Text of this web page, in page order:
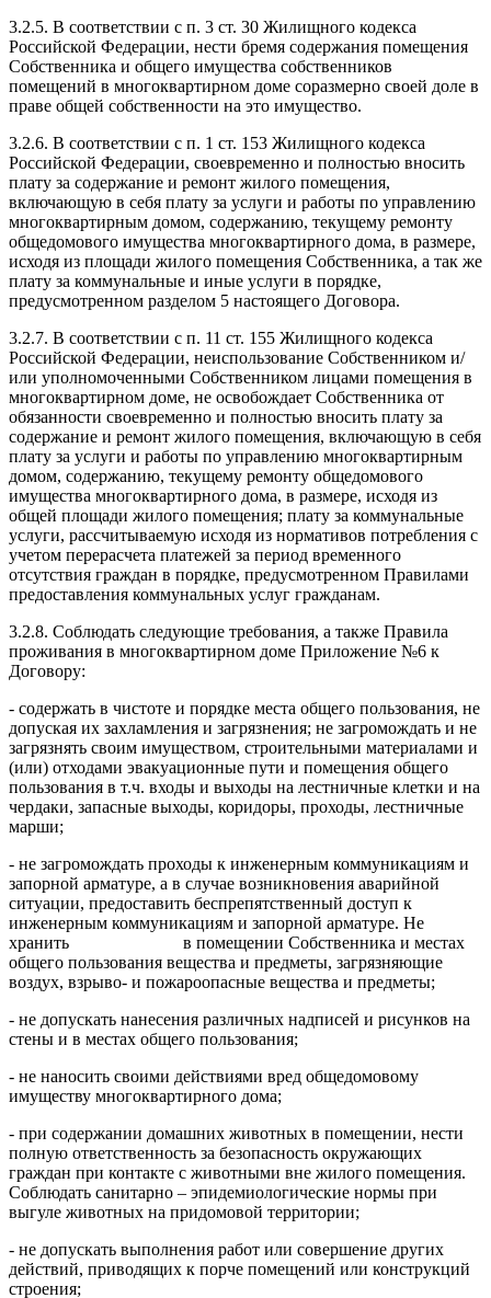
3.2.5. В соответствии с п. 3 ст. 30 Жилищного кодекса
Российской Федерации, нести бремя содержания помещения
Собственника и общего имущества собственников
помещений в многоквартирном доме соразмерно своей доле в
праве общей собственности на это имущество.
3.2.6. В соответствии с п. 1 ст. 153 Жилищного кодекса
Российской Федерации, своевременно и полностью вносить
плату за содержание и ремонт жилого помещения,
включающую в себя плату за услуги и работы по управлению
многоквартирным домом, содержанию, текущему ремонту
общедомового имущества многоквартирного дома, в размере,
исходя из площади жилого помещения Собственника, а так же
плату за коммунальные и иные услуги в порядке,
предусмотренном разделом 5 настоящего Договора.
3.2.7. В соответствии с п. 11 ст. 155 Жилищного кодекса
Российской Федерации, неиспользование Собственником и/
или уполномоченными Собственником лицами помещения в
многоквартирном доме, не освобождает Собственника от
обязанности своевременно и полностью вносить плату за
содержание и ремонт жилого помещения, включающую в себя
плату за услуги и работы по управлению многоквартирным
домом, содержанию, текущему ремонту общедомового
имущества многоквартирного дома, в размере, исходя из
общей площади жилого помещения; плату за коммунальные
услуги, рассчитываемую исходя из нормативов потребления с
учетом перерасчета платежей за период временного
отсутствия граждан в порядке, предусмотренном Правилами
предоставления коммунальных услуг гражданам.
3.2.8. Соблюдать следующие требования, а также Правила
проживания в многоквартирном доме Приложение №6 к
Договору:
- содержать в чистоте и порядке места общего пользования, не
допуская их захламления и загрязнения; не загромождать и не
загрязнять своим имуществом, строительными материалами и
(или) отходами эвакуационные пути и помещения общего
пользования в т.ч. входы и выходы на лестничные клетки и на
чердаки, запасные выходы, коридоры, проходы, лестничные
марши;
- не загромождать проходы к инженерным коммуникациям и
запорной арматуре, а в случае возникновения аварийной
ситуации, предоставить беспрепятственный доступ к
инженерным коммуникациям и запорной арматуре. Не
хранить в помещении Собственника и местах
общего пользования вещества и предметы, загрязняющие
воздух, взрыво- и пожароопасные вещества и предметы;
- не допускать нанесения различных надписей и рисунков на
стены и в местах общего пользования;
- не наносить своими действиями вред общедомовому
имуществу многоквартирного дома;
- при содержании домашних животных в помещении, нести
полную ответственность за безопасность окружающих
граждан при контакте с животными вне жилого помещения.
Соблюдать санитарно – эпидемиологические нормы при
выгуле животных на придомовой территории;
- не допускать выполнения работ или совершение других
действий, приводящих к порче помещений или конструкций
строения;